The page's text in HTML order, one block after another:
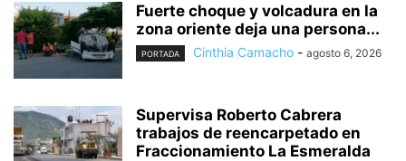
Fuerte choque y volcadura en la
zona oriente deja una persona...
PORTADA Cinthia Camacho - agosto 6, 2026
Supervisa Roberto Cabrera
trabajos de reencarpetado en
Fraccionamiento La Esmeralda